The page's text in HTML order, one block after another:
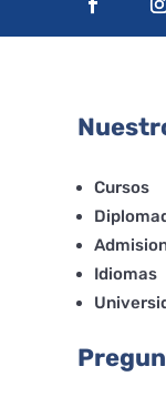
Cursos
Idiomas